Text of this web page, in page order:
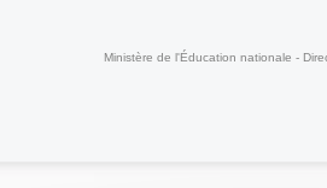
Ministère de l'Éducation nationale -